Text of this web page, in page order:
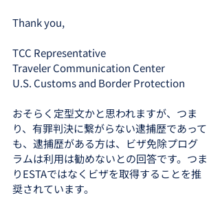
Thank you,
TCC Representative
Traveler Communication Center
U.S. Customs and Border Protection
おそらく定型文かと思われますが、つま
り、有罪判決に繋がらない逮捕歴であって
も、逮捕歴がある方は、ビザ免除プログ
ラムは利用は勧めないとの回答です。つま
りESTAではなくビザを取得することを推
奨されています。